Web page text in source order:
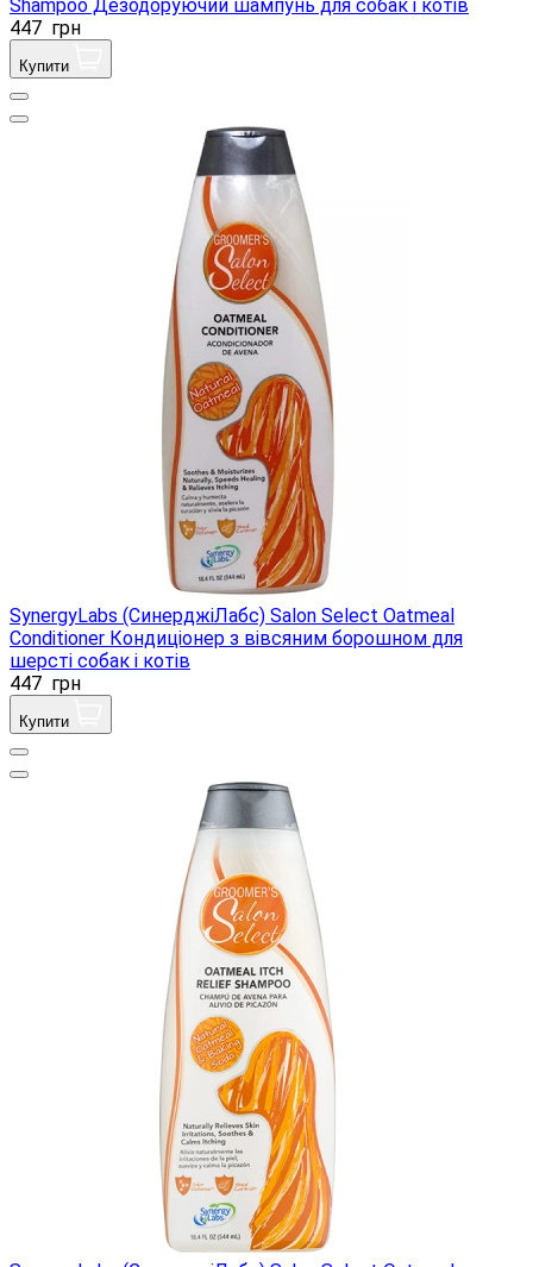
Shampoo Дезодоруючий шампунь для собак і котів
447 грн
Купити
SynergyLabs (СинерджіЛабс) Salon Select Oatmeal
Conditioner Кондиціонер з вівсяним борошном для
шерсті собак і котів
447 грн
Купити